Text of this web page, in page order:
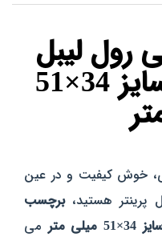
رول لیبل
پرینتر صدفی سایز 34×51
خوش‌ کیفیت و در عین
پرینتر هستید،برچسب
متر
می‌